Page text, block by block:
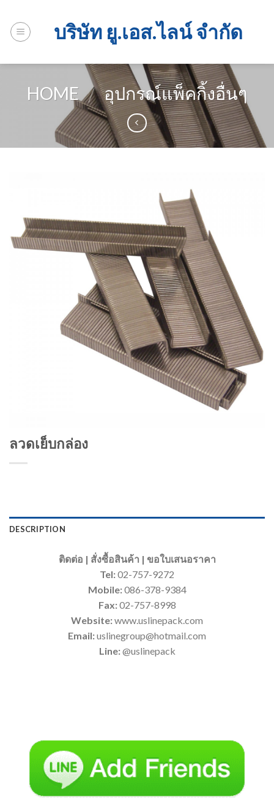
content
บริษัท ยู.เอส.ไลน์ จำกัด
HOME / อุปกรณ์แพ็คกิ้งอื่นๆ
ลวดเย็บกล่อง
DESCRIPTION
ติดต่อ | สั่งซื้อสินค้า | ขอใบเสนอราคา
Tel:02-757-9272
Mobile:086-378-9384
Fax:02-757-8998
Website:www.uslinepack.com
Email:uslinegroup@hotmail.com
Line:@uslinepack